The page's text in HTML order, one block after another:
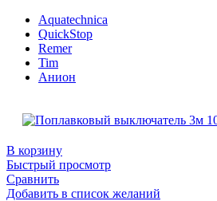
Aquatechnica
QuickStop
Remer
Tim
Анион
В корзину
Быстрый просмотр
Сравнить
Добавить в список желаний